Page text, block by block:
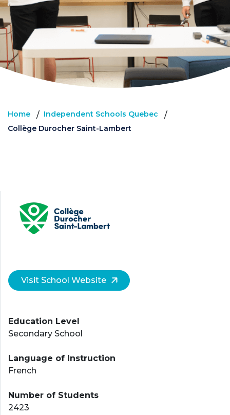
Home / Independent Schools Quebec /
Collège Durocher Saint-Lambert
Visit School Website
Education Level
Secondary School
Language of Instruction
French
Number of Students
2423